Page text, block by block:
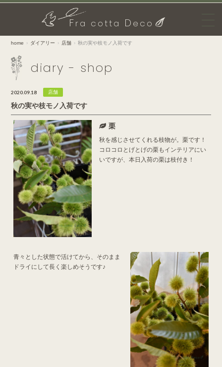
Fra cotta D eco
home ダイアリー 店舗 秋の実や枝モノ入荷です
diary - shop
2020.09.18 店舗
秋の実や枝モノ入荷です
栗
秋を感じさせてくれる枝物が。栗です！
コロコロとげとげの栗もインテリアにい
いですが、本日入荷の栗は枝付き！
青々とした状態で活けてから、そのまま
ドライにして長く楽しめそうです♪